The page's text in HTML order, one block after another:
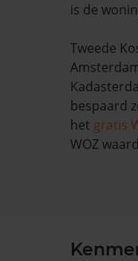
is de
Tweede
bespaard
het gratis
WOZ